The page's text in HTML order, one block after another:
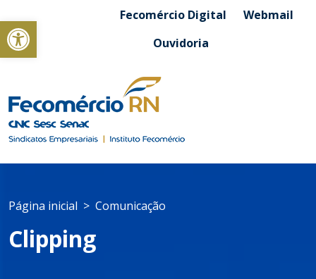
Abrir a barra de ferramentasFecomércio Digital
Webmail
Ouvidoria
Página inicial Comunicação
Clipping